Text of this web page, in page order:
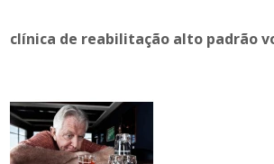
clínica de reabilitação alto padrão